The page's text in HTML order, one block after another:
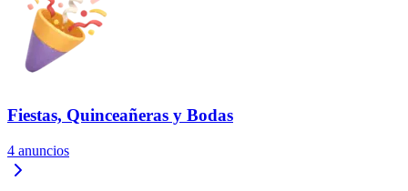
Fiestas, Quinceañeras y Bodas
4 anuncios